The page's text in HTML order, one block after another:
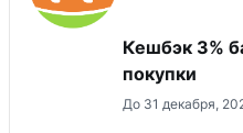
Кешбэк 3%
покупки
До 31 декабря,